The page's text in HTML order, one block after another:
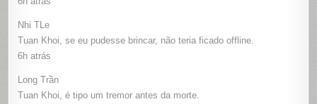
Nhi TLe
Tuan Khoi, se eu pudesse brincar, não teria ficado offline.
6h atrás
Long Trần
Tuan Khoi, é tipo um tremor antes da morte.